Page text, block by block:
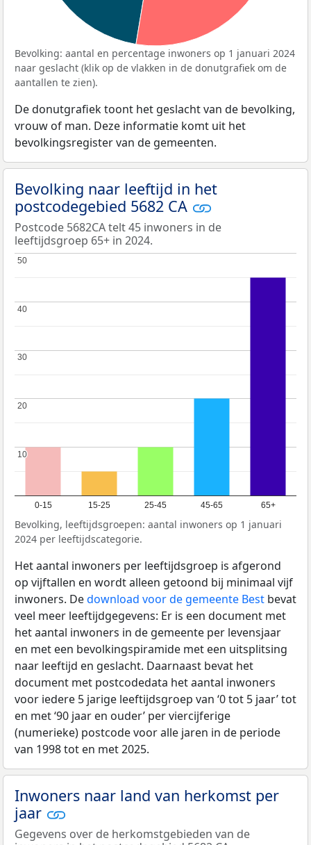
Bevolking: aantal en percentage inwoners op 1 januari 2024
naar geslacht (klik op de vlakken in de donutgrafiek om de
aantallen te zien).
De donutgrafiek toont het geslacht van de bevolking,
vrouw of man. Deze informatie komt uit het
bevolkingsregister van de gemeenten.
Bevolking naar leeftijd in het
postcodegebied 5682 CA
Postcode 5682CA telt 45 inwoners in de
leeftijdsgroep 65+ in 2024.
0-15 15-25 25-45 45-65 65+
10
10
20
20
30
30
40
40
50
50
Bevolking, leeftijdsgroepen: aantal inwoners op 1 januari
2024 per leeftijdscategorie.
Het aantal inwoners per leeftijdsgroep is afgerond
op vijftallen en wordt alleen getoond bij minimaal vijf
inwoners. Dedownload voor de gemeente Best bevat
veel meer leeftijdgegevens: Er is een document met
het aantal inwoners in de gemeente per levensjaar
en met een bevolkingspiramide met een uitsplitsing
naar leeftijd en geslacht. Daarnaast bevat het
document met postcodedata het aantal inwoners
voor iedere 5 jarige leeftijdsgroep van ‘0 tot 5 jaar’ tot
en met ‘90 jaar en ouder’ per viercijferige
(numerieke) postcode voor alle jaren in de periode
van 1998 tot en met 2025.
Inwoners naar land van herkomst per
jaar
Gegevens over de herkomstgebieden van de